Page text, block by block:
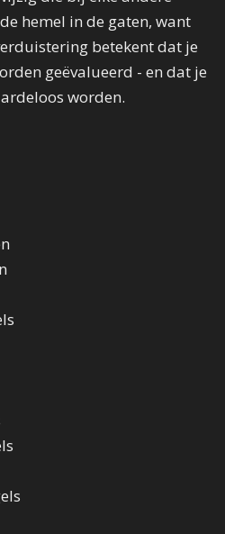
hemel in de gaten, want
betekent dat je
geëvalueerd - en dat je
worden.